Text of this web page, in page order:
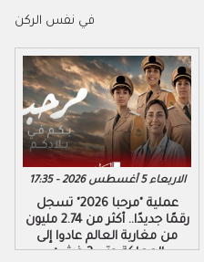
في نفس الركن
الاربعاء 5 أغسطس 2026 - 17:35
عملية "مرحبا 2026" تسجل
رقمًا جديدًا.. أكثر من 2.74 مليون
من مغاربة العالم عادوا إلى
المملكة حتى 3 غشت